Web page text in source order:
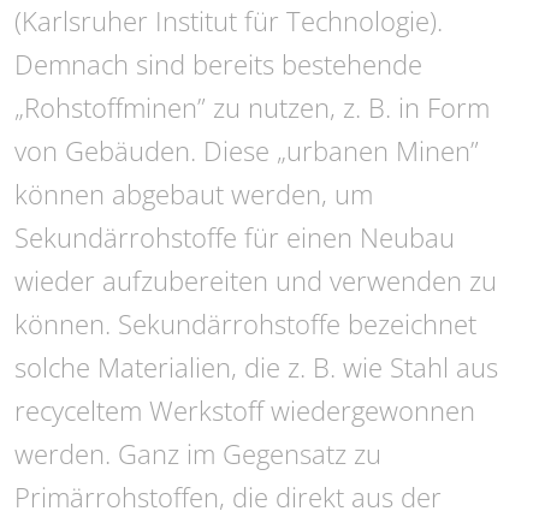
(Karlsruher Institut für Technologie).
Demnach sind bereits bestehende
„Rohstoffminen” zu nutzen, z. B. in Form
von Gebäuden. Diese „urbanen Minen”
können abgebaut werden, um
Sekundärrohstoffe für einen Neubau
wieder aufzubereiten und verwenden zu
können. Sekundärrohstoffe bezeichnet
solche Materialien, die z. B. wie Stahl aus
recyceltem Werkstoff wiedergewonnen
werden. Ganz im Gegensatz zu
Primärrohstoffen, die direkt aus der